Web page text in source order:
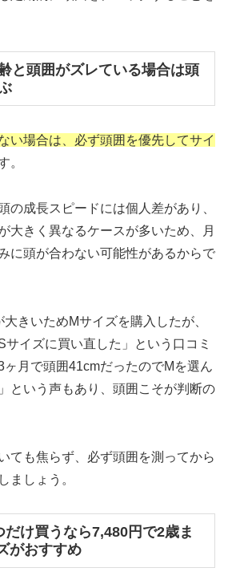
と頭囲がズレている場合は頭
い場合は、必ず頭囲を優先してサイ
。
の成長スピードには個人差があり、
大きく異なるケースが多いため、月
に頭が合わない可能性があるからで
大きいためMサイズを購入したが、
イズに買い直した」という口コミ
月で頭囲41cmだったのでMを選ん
という声もあり、頭囲こそが判断の
ても焦らず、必ず頭囲を測ってから
ましょう。
け買うなら7,480円で2歳ま
がおすすめ